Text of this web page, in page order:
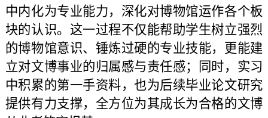
中内化为专业能力，深化对博物馆运作各个板
块的认识。这一过程不仅能帮助学生树立强烈
的博物馆意识、锤炼过硬的专业技能，更能建
立对文博事业的归属感与责任感；同时，实习
中积累的第一手资料，也为后续毕业论文研究
提供有力支撑，全方位为其成长为合格的文博